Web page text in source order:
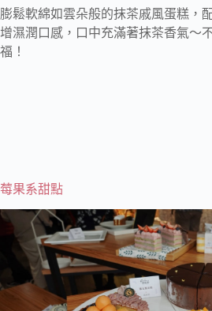
膨鬆軟綿如雲朵般的抹茶戚風蛋糕，
增濕潤口感，口中充滿著抹茶香氣～
福！
莓果系甜點